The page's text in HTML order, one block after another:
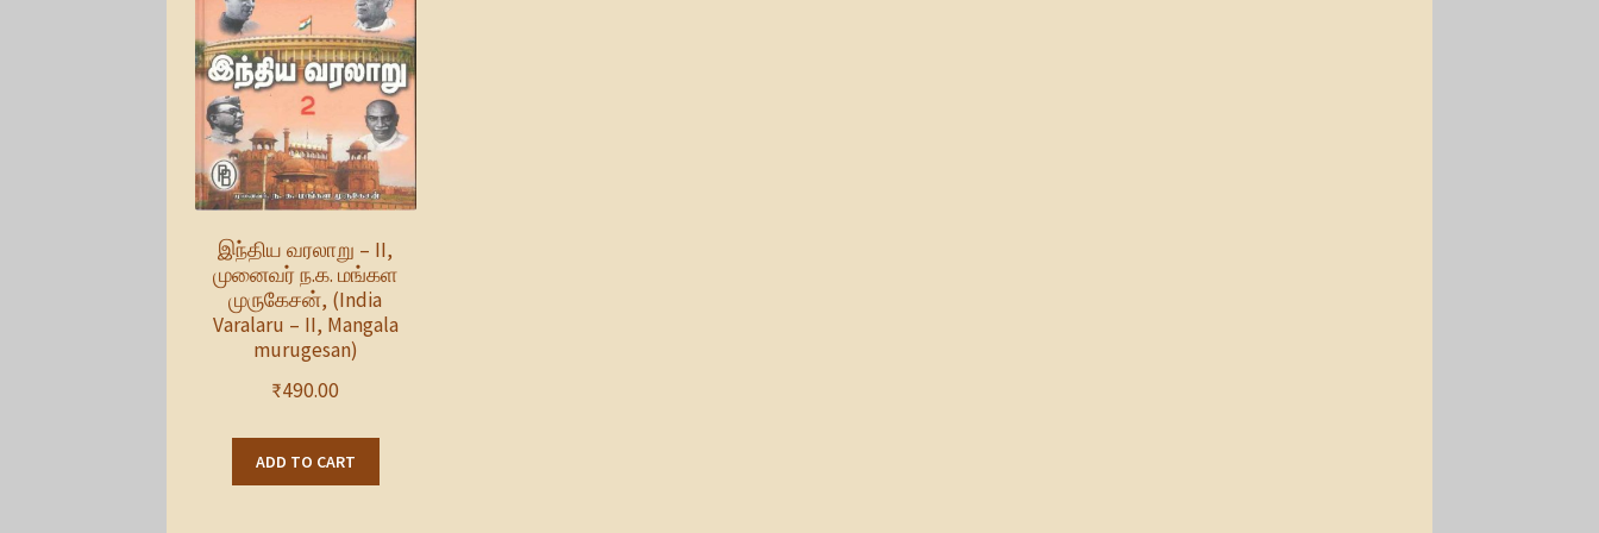
இந்திய வரலாறு – II,
முனைவர் ந.க. மங்கள
முருகேசன், (India
Varalaru – II, Mangala
murugesan)
₹490.00
ADD TO CART